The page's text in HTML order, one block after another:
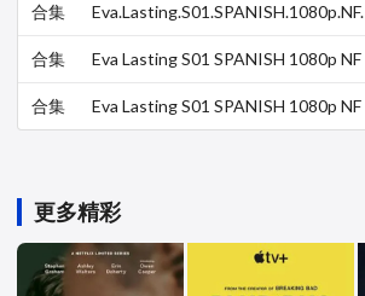
合集
Eva.Lasting.S01.SPANISH.1080p.NF.
合集
Eva Lasting S01 SPANISH 1080p NF
合集
Eva Lasting S01 SPANISH 1080p NF
更多精彩